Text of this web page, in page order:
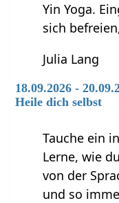
Yin Yoga.
sich
Julia Lang
18.09.2026 -
Heile dich selbst
Tauche ein
Lerne, wie
von der
und so